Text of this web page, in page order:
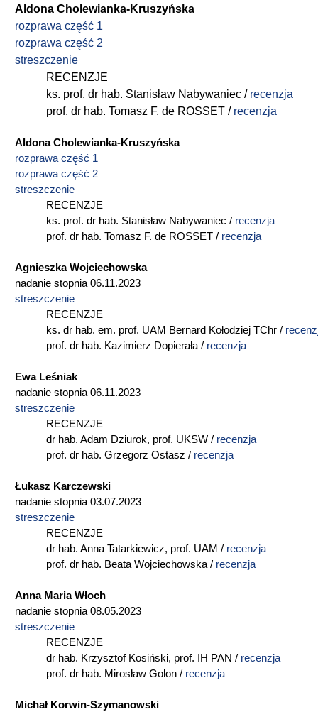
Aldona Cholewianka-Kruszyńska
rozprawa część 1
rozprawa część 2
streszczenie
RECENZJE
ks. prof. dr hab. Stanisław Nabywaniec / recenzja
prof. dr hab. Tomasz F. de ROSSET / recenzja
Aldona Cholewianka-Kruszyńska
rozprawa część 1
rozprawa część 2
streszczenie
RECENZJE
ks. prof. dr hab. Stanisław Nabywaniec / recenzja
prof. dr hab. Tomasz F. de ROSSET / recenzja
Agnieszka Wojciechowska
nadanie stopnia 06.11.2023
streszczenie
RECENZJE
ks. dr hab. em. prof. UAM Bernard Kołodziej TChr /
prof. dr hab. Kazimierz Dopierała / recenzja
Ewa Leśniak
nadanie stopnia 06.11.2023
streszczenie
RECENZJE
dr hab. Adam Dziurok, prof. UKSW / recenzja
prof. dr hab. Grzegorz Ostasz / recenzja
Łukasz Karczewski
nadanie stopnia 03.07.2023
streszczenie
RECENZJE
dr hab. Anna Tatarkiewicz, prof. UAM / recenzja
prof. dr hab. Beata Wojciechowska / recenzja
Anna Maria Włoch
nadanie stopnia 08.05.2023
streszczenie
RECENZJE
dr hab. Krzysztof Kosiński, prof. IH PAN / recenzja
prof. dr hab. Mirosław Golon / recenzja
Michał Korwin-Szymanowski